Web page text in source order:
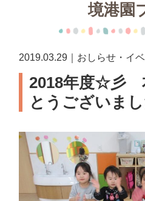
境港園
2019.03.29｜おしらせ・イベ
2018年度☆彡
とうございま